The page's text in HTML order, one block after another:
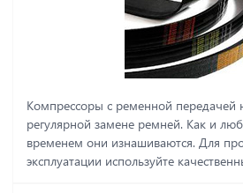
Компрессоры с ременной передачей
регулярной замене ремней. Как и
временем они изнашиваются. Для
эксплуатации используйте